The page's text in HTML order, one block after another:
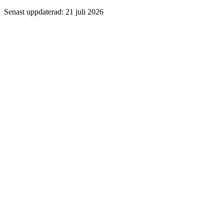
Senast uppdaterad: 21 juli 2026